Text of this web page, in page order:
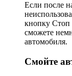
Если после
кнопку Стоп
сможете
автомобиля.
Смойте